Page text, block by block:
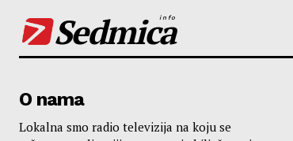
Sedmica
info
O nama
Lokalna smo radio televizija na koju se